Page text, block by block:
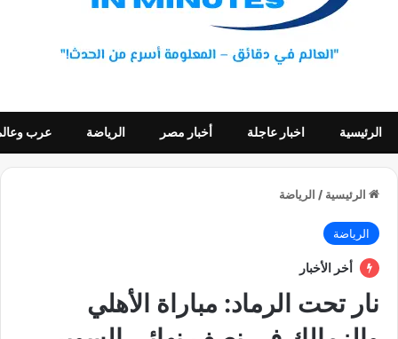
الرئيسية اخبار عاجلة أخبار مصر الرياضة عرب
الرئيسية / الرياضة
الرياضة
أخر الأخبار
نار تحت الرماد: مباراة الأهلي